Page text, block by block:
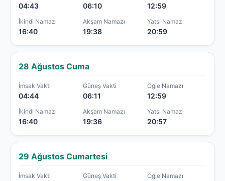
04:43 06:10 12:59
İkindi Namazı
16:40
Akşam Namazı
19:38
Yatsı Namazı
20:59
28 Ağustos Cuma
İmsak Vakti
04:44
Güneş Vakti
06:11
Öğle Namazı
12:59
İkindi Namazı
16:40
Akşam Namazı
19:36
Yatsı Namazı
20:57
29 Ağustos Cumartesi
İmsak Vakti Güneş Vakti Öğle Namazı